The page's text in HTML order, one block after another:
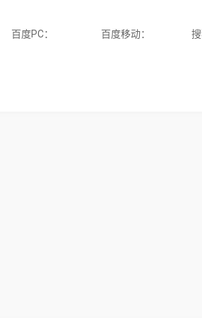
百度PC： 百度移动：